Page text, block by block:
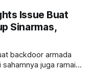
Issue Buat
Sinarmas,
backdoor armada
juga ramai